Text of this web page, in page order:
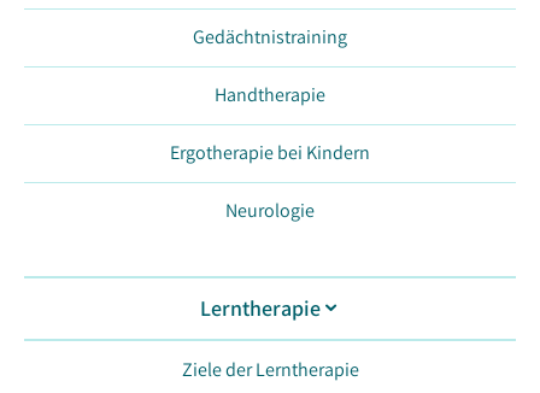
Gedächtnistraining
Handtherapie
Ergotherapie bei Kindern
Neurologie
Lerntherapie
Ziele der Lerntherapie